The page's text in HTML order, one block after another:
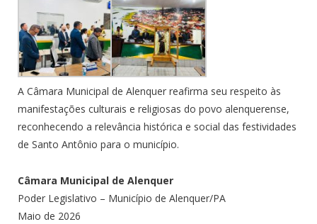
A Câmara Municipal de Alenquer reafirma seu respeito às
manifestações culturais e religiosas do povo alenquerense,
reconhecendo a relevância histórica e social das festividades
de Santo Antônio para o município.
Câmara Municipal de Alenquer
Poder Legislativo – Município de Alenquer/PA
Maio de 2026